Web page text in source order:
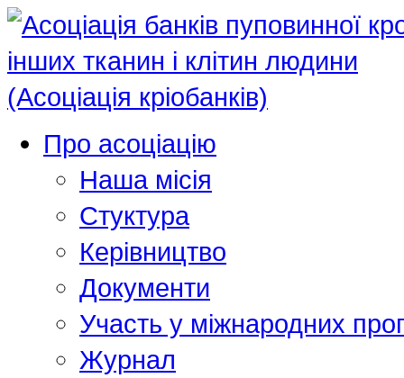
Про асоціацію
Наша місія
Стуктура
Керівництво
Документи
Участь у міжнародних
Журнал